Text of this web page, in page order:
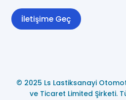
İletişime Geç
© 2025 Ls Lastiksanayi
ve Ticaret Limited Şirketi.